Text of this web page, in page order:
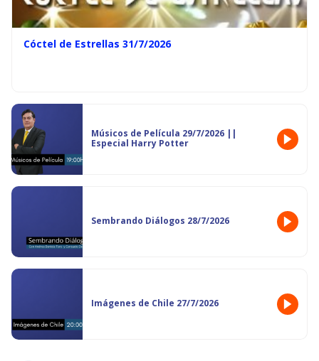
Cóctel de Estrellas 31/7/2026
Músicos de Película 29/7/2026 ||
Especial Harry Potter
Sembrando Diálogos 28/7/2026
Imágenes de Chile 27/7/2026